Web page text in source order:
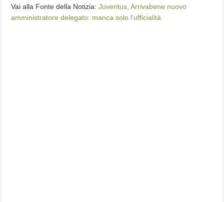
Vai alla Fonte della Notizia:Juventus, Arrivabene nuovo
amministratore delegato: manca solo l’ufficialità